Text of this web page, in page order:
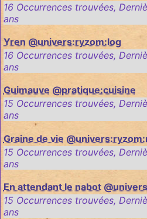
16 Occurrences trouvées,
ans
Yren @univers:ryzom:log
16 Occurrences trouvées,
ans
Guimauve @pratique:cuisine
15 Occurrences trouvées,
ans
Graine de vie
15 Occurrences trouvées,
ans
En attendant le nabot
15 Occurrences trouvées,
ans